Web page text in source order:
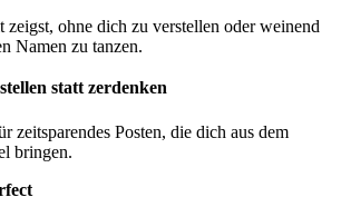
zeigst, ohne dich zu verstellen oder weinend
Namen zu tanzen.
statt zerdenken
zeitsparendes Posten, die dich aus dem
bringen.